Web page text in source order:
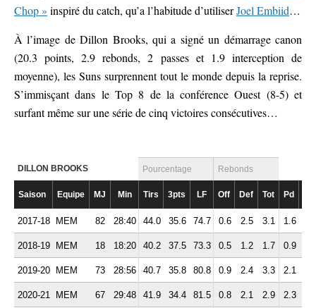
Chop » inspiré du catch, qu’a l’habitude d’utiliserJoel Embiid…
À l’image de Dillon Brooks, qui a signé un démarrage canon
(20.3 points, 2.9 rebonds, 2 passes et 1.9 interception de
moyenne), les Suns surprennent tout le monde depuis la reprise.
S’immisçant dans le Top 8 de la conférence Ouest (8-5) et
surfant même sur une série de cinq victoires consécutives…
DILLON BROOKS Pourcentage Rebonds
Saison Equipe MJ Min Tirs 3pts LF Off Def Tot Pd
2017-18 MEM 82 28:40 44.0 35.6 74.7 0.6 2.5 3.1 1.6
2018-19 MEM 18 18:20 40.2 37.5 73.3 0.5 1.2 1.7 0.9
2019-20 MEM 73 28:56 40.7 35.8 80.8 0.9 2.4 3.3 2.1
2020-21 MEM 67 29:48 41.9 34.4 81.5 0.8 2.1 2.9 2.3